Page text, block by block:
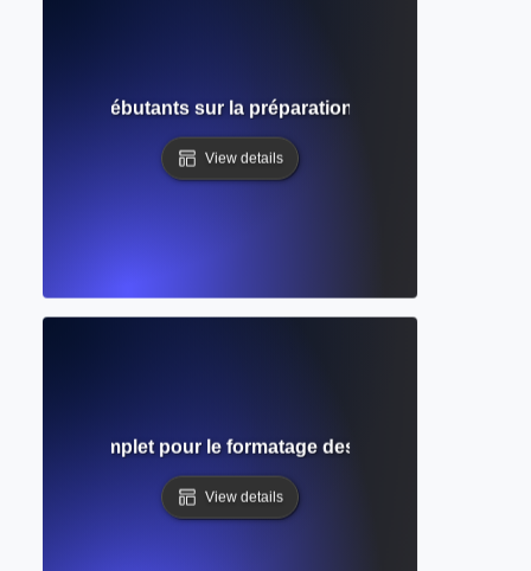
pour débutants sur la préparation de documents
View details
Guide complet pour le formatage des textes
View details